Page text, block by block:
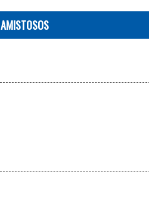
AMISTOSOS